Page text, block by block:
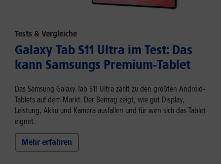
Tests & Vergleiche
Galaxy Tab S11 Ultra im Test: Das
kann Samsungs Premium-Tablet
Das Samsung Galaxy Tab S11 Ultra zählt zu den größten Android-
Tablets auf dem Markt. Der Beitrag zeigt, wie gut Display,
Leistung, Akku und Kamera ausfallen und für wen sich das Tablet
eignet.
Mehr erfahren